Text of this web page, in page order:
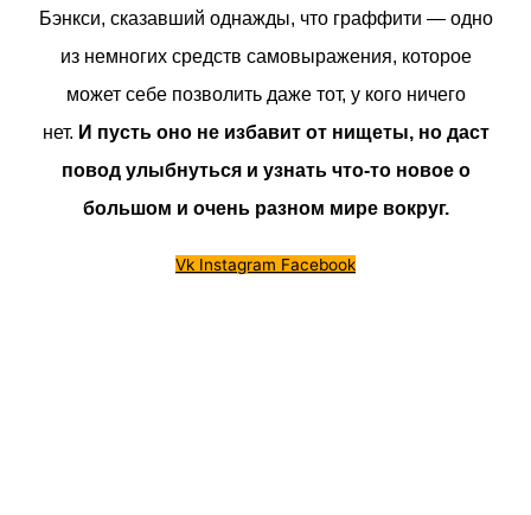
Бэнкси, сказавший однажды, что граффити — одно
из немногих средств самовыражения, которое
может себе позволить даже тот, у кого ничего
нет. И пусть оно не избавит от нищеты, но даст
повод улыбнуться и узнать что-то новое о
большом и очень разном мире вокруг.
Vk Instagram Facebook